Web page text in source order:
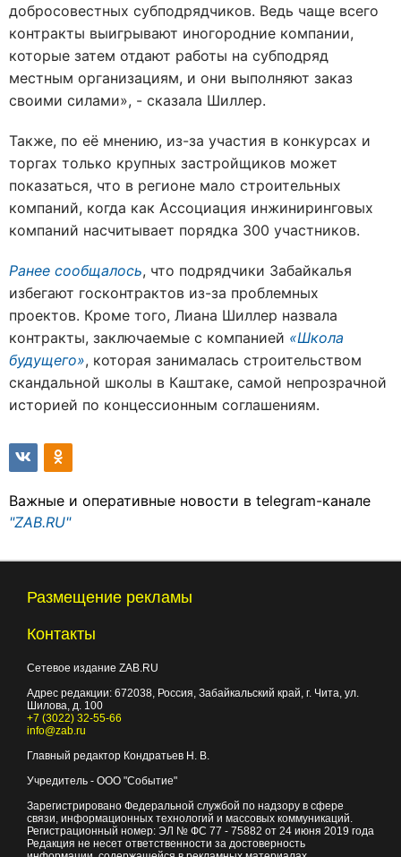
добросовестных субподрядчиков. Ведь чаще всего
контракты выигрывают иногородние компании,
которые затем отдают работы на субподряд
местным организациям, и они выполняют заказ
своими силами», - сказала Шиллер.
Также, по её мнению, из-за участия в конкурсах и
торгах только крупных застройщиков может
показаться, что в регионе мало строительных
компаний, когда как Ассоциация инжиниринговых
компаний насчитывает порядка 300 участников.
Ранее сообщалось, что подрядчики Забайкалья
избегают госконтрактов из-за проблемных
проектов. Кроме того, Лиана Шиллер назвала
контракты, заключаемые с компанией «Школа
будущего», которая занималась строительством
скандальной школы в Каштаке, самой непрозрачной
историей по концессионным соглашениям.
Важные и оперативные новости в telegram-канале
"ZAB.RU"
Размещение рекламы
Контакты
Сетевое издание ZAB.RU
Адрес редакции: 672038 , Россия, Забайкальский край, г. Чита ул.
Шилова, д. 100
+7 (3022) 32-55-66
info@zab.ru
Главный редактор Кондратьев Н. В.
Учредитель - ООО "Событие"
Зарегистрировано Федеральной службой по надзору в сфере
связи, информационных технологий и массовых коммуникаций.
Регистрационный номер: ЭЛ № ФС 77 - 75882 от 24 июня 2019 года
Редакция не несет ответственности за достоверность